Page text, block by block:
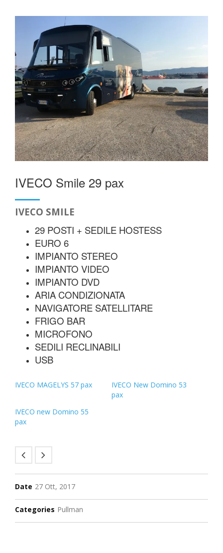
IVECO Smile 29 pax
IVECO SMILE
29 POSTI + SEDILE HOSTESS
EURO 6
IMPIANTO STEREO
IMPIANTO VIDEO
IMPIANTO DVD
ARIA CONDIZIONATA
NAVIGATORE SATELLITARE
FRIGO BAR
MICROFONO
SEDILI RECLINABILI
USB
IVECO MAGELYS 57 pax
IVECO New Domino 53
pax
IVECO new Domino 55
pax
Date 27 Ott, 2017
Categories Pullman